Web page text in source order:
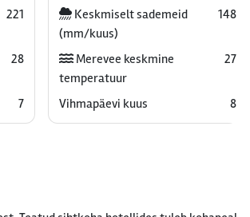
221
28
7
Keskmiselt sademeid
(mm/kuus)
148
Merevee keskmine
temperatuur
27
Vihmapäevi kuus 8